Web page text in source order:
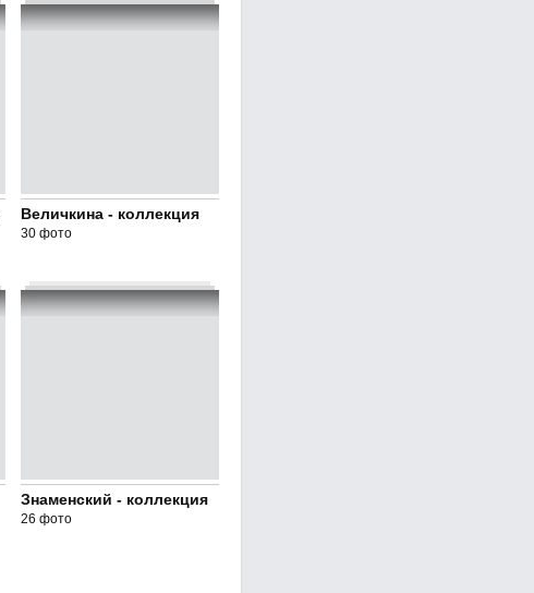
Величкина - коллекция
30 фото
Знаменский - коллекция
26 фото